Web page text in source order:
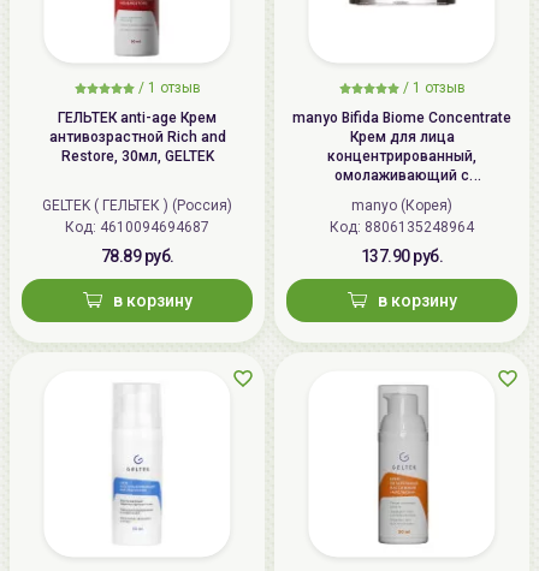
/ 1 отзыв
ГЕЛЬТЕК anti-age Крем
антивозрастной Rich and
Restore, 30мл, GELTEK
GELTEK ( ГЕЛЬТЕК ) (Россия)
Код: 4610094694687
78.89 руб.
в корзину
/ 1 отзыв
manyo Bifida Biome Concentrate
Крем для лица
концентрированный,
омолаживающий с
бифидобактериями | 50мл |
Bifida Biome Concentrate Cream
manyo (Корея)
Код: 8806135248964
137.90 руб.
в корзину